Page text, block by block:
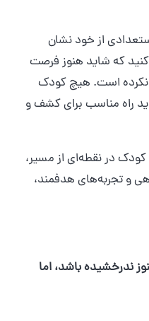
از خود نشان
کنید که شاید هنوز فرصت
نکرده است. هیچ کودک
راه مناسب برای کشف و
کودک در نقطه‌ای از مسیر،
و تجربه‌های هدفمند،
ندرخشیده باشد، اما